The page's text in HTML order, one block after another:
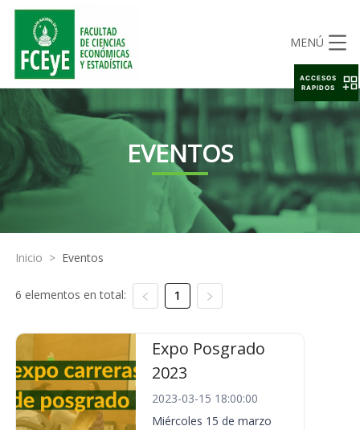
MENÚ
EVENTOS
Inicio > Eventos
6 elementos en total: 1
Expo Posgrado
2023
2023-03-15 18:00:00
Miércoles 15 de marzo
ACCESOS
RAPIDOS